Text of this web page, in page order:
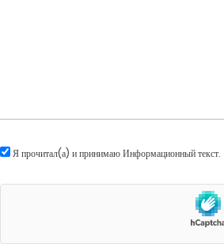
Я прочитал(а) и принимаюИнформационный текст.